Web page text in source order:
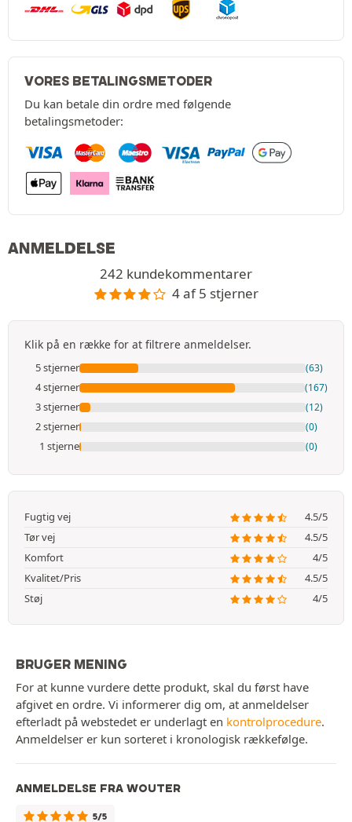
VORES BETALINGSMETODER
Du kan betale din ordre med følgende
betalingsmetoder:
ANMELDELSE
242 kundekommentarer
4 af 5 stjerner
Klik på en række for at filtrere anmeldelser.
5 stjerner (63)
4 stjerner (167)
3 stjerner (12)
2 stjerner (0)
1 stjerne (0)
Fugtig vej
4.5/5
Tør vej
4.5/5
Komfort
4/5
Kvalitet/Pris
4.5/5
Støj
4/5
BRUGER MENING
For at kunne vurdere dette produkt, skal du først have
afgivet en ordre. Vi informerer dig om, at anmeldelser
efterladt på webstedet er underlagt en kontrolprocedure.
Anmeldelser er kun sorteret i kronologisk rækkefølge.
ANMELDELSE FRA WOUTER
5/5